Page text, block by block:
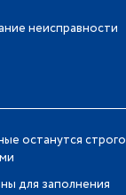
неисправности
останутся строго
для заполнения